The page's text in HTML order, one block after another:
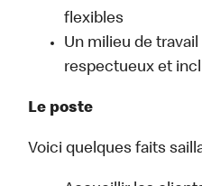
flexibles
Un milieu de
respectueux et
Le poste
Voici quelques faits